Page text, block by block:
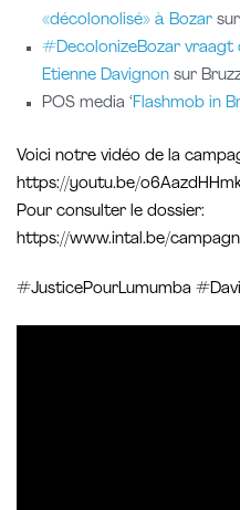
«décolonolisé» à Bozar
#DecolonizeBozar
Etienne Davignon sur
POS media ‘Flashmob in
Voici notre vidéo de la
https://youtu.be/
Pour consulter le dossier:
https://www.intal.be/
#JusticePourLumumba